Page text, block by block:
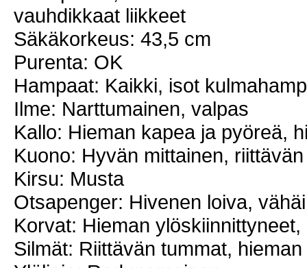
vauhdikkaat liikkeet
Säkäkorkeus: 43,5 cm
Purenta: OK
Hampaat: Kaikki, isot
Ilme: Narttumainen, valpas
Kallo: Hieman kapea ja pyöreä,
Kuono: Hyvän mittainen,
Kirsu: Musta
Otsapenger: Hivenen loiva,
Korvat: Hieman
Silmät: Riittävän tummat,